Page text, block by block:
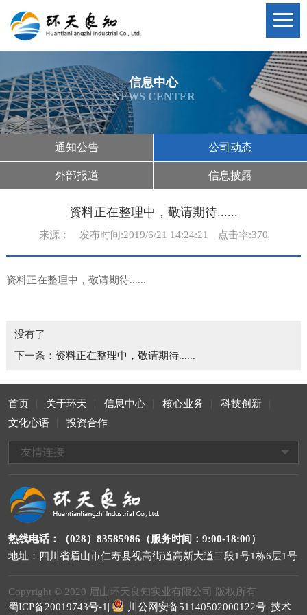
信息中心
NEWS CENTER
通知公告 公司动态
外部报道 信息披露
资料正在整理中，敬请期待......
来源： 发布时间:2019/6/21 14:24:21 点击率:370
资料正在整理中，敬请期待......
没有了
下一条： 资料正在整理中，敬请期待......
首页 关于环天 信息中心 核心业务
科技创新
文化心语
投资合作
友情连接
热线电话：（028）83585986（服务时间：9:00-18:00）
地址：四川省眉山市仁寿县视高街道高新大道二段1号1栋6层1号
Copyright © 2020 眉山环天良知实业有限公司 版权所有
蜀ICP备20019743号-1|
川公网安备51140502000122号| 技术